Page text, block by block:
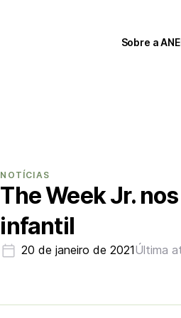
Sobre a
NOTÍCIAS
The Week Jr.
infantil
20 de janeiro de 2021Última